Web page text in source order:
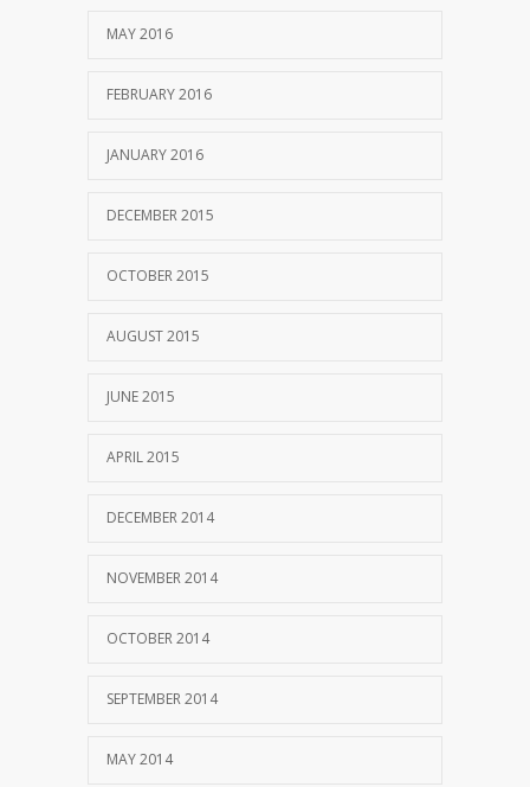
MAY 2016
FEBRUARY 2016
JANUARY 2016
DECEMBER 2015
OCTOBER 2015
AUGUST 2015
JUNE 2015
APRIL 2015
DECEMBER 2014
NOVEMBER 2014
OCTOBER 2014
SEPTEMBER 2014
MAY 2014